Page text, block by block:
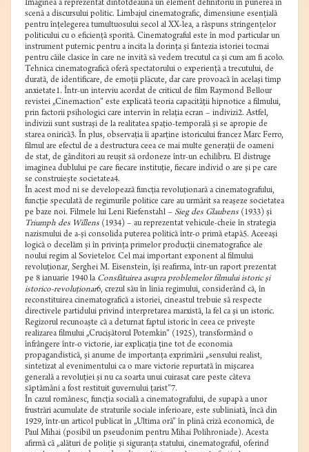
Imaginea a reprezentat dintotdeauna un element definitoriu în punerea în
scenă a discursului politic. Limbajul cinematografic, dimensiune esenţială
pentru înţelegerea tumultuosului secol al XX-lea, a răspuns stringenţelor
politicului cu o eficienţă sporită. Cinematograful este în mod particular un
instrument puternic pentru a incita la dorinţa şi fantezia istoriei tocmai
pentru căile clasice în care ne invită să vedem trecutul ca şi cum am fi acolo.
Tehnica cinematografică oferă spectatorului o experienţă a trecutului, de
durată, de identificare, de emoţii plăcute, dar care provoacă în acelaşi timp
anxietate1. Într-un interviu acordat de criticul de film Raymond Bellour
revistei „Cinemaction” este explicată teoria capacităţii hipnotice a filmului,
prin factorii psihologici care intervin în relaţia ecran – indivizi2. Astfel,
indivizii sunt sustraşi de la realitatea spaţio-temporală şi se apropie de
starea onirică3. În plus, observaţia îi aparţine istoricului francez Marc Ferro,
filmul are efectul de a destructura ceea ce mai multe generaţii de oameni
de stat, de gânditori au reuşit să ordoneze într-un echilibru. El distruge
imaginea dublului pe care fiecare instituţie, fiecare individ o are şi pe care
se construieşte societatea4.
În acest mod ni se developează funcţia revoluţionară a cinematografului,
funcţie speculată de regimurile politice care au urmărit sa reaşeze societatea
pe baze noi. Filmele lui Leni Riefenstahl – Sieg des Glaubens (1933) şi
Triumph des Willens (1934) – au reprezentat vehicule-cheie în strategia
nazismului de a-şi consolida puterea politică într-o primă etapă5. Aceeaşi
logică o decelăm şi în privinţa primelor producţii cinematografice ale
noului regim al Sovietelor. Cel mai important exponent al filmului
revoluţionar, Serghei M. Eisenstein, îşi reafirma, într-un raport prezentat
pe 8 ianuarie 1940 la Consfătuirea asupra problemelor filmului istoric şi
istorico-revoluţionar6, crezul său în linia regimului, considerând că, în
reconstituirea cinematografică a istoriei, cineastul trebuie să respecte
directivele partidului privind interpretarea marxistă, la fel ca şi un istoric.
Regizorul recunoaşte că a deturnat faptul istoric în ceea ce priveşte
realizarea filmului „Crucişătorul Potemkin” (1925), transformând o
înfrângere într-o victorie, iar explicaţia ţine tot de economia
propagandistică, şi anume de importanţa exprimării „sensului realist,
sintetizat al evenimentului ca o mare victorie repurtată în mişcarea
generală a revoluţiei şi nu ca soarta unui cuirasat care peste câteva
săptămâni a fost restituit guvernului ţarist”7.
În cazul românesc, funcţia socială a cinematografului, de supapă a unor
frustrări acumulate de straturile sociale inferioare, este subliniată, încă din
1929, într-un articol publicat în „Ultima oră” în plină criză economică, de
Paul Mihai (posibil un pseudonim pentru Mihai Polihroniade). Acesta
afirmă că „alături de poliţie şi siguranţa statului, cinematograful, oferind